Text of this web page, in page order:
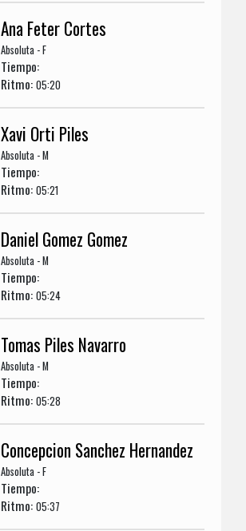
Ana Feter Cortes
Absoluta - F
Tiempo:
Ritmo:05:20
Xavi Orti Piles
Absoluta - M
Tiempo:
Ritmo:05:21
Daniel Gomez Gomez
Absoluta - M
Tiempo:
Ritmo:05:24
Tomas Piles Navarro
Absoluta - M
Tiempo:
Ritmo:05:28
Concepcion Sanchez Hernandez
Absoluta - F
Tiempo:
Ritmo:05:37